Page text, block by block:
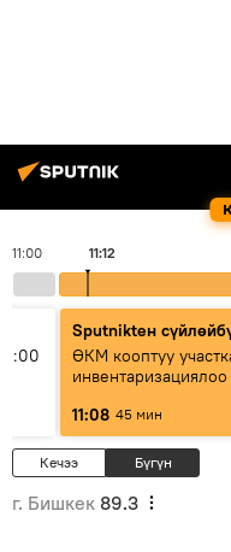
11:00 11:12
Sputnikteн
ӨКМ кооптуу
жүргүзүүдө — иш
11:08 45 мин
Кечээ Бүгүн
г. Бишкек 89.3